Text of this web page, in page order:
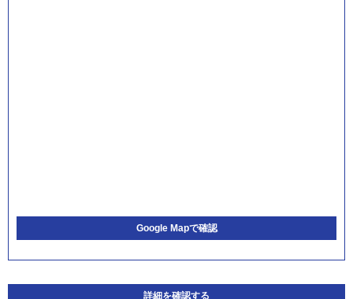
Google Mapで確認
詳細を確認する